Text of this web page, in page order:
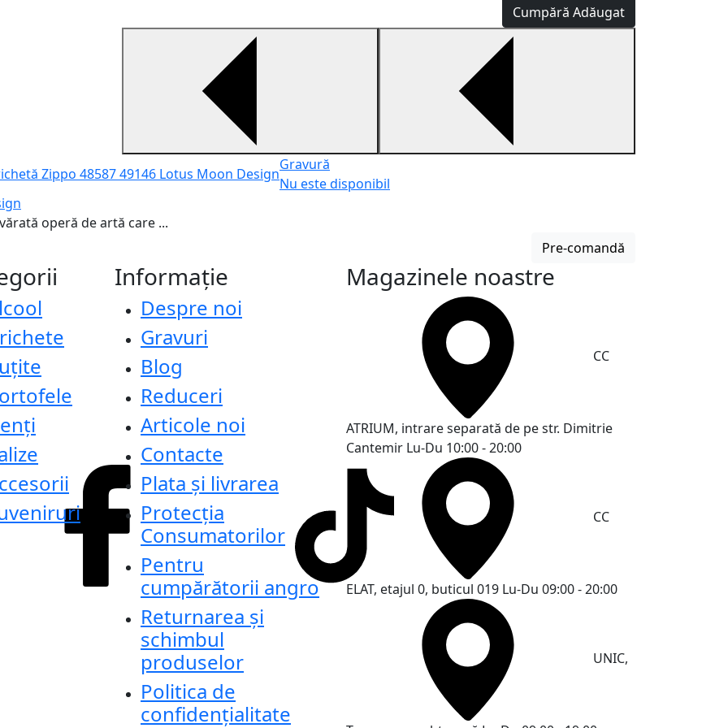
Cumpără Adăugat
Gravură
Nu este disponibil
operă de artă care ...
Pre-comandă
Informație
Despre noi
Gravuri
Blog
Reduceri
Articole noi
Contacte
Plata și livrarea
Protecţia
Consumatorilor
Pentru
cumpărătorii angro
Returnarea și
schimbul
produselor
Politica de
confidențialitate
Magazinele noastre
CC
ATRIUM, intrare separată de pe str. Dimitrie
Cantemir Lu-Du 10:00 - 20:00
CC
ELAT, etajul 0, buticul 019 Lu-Du 09:00 - 20:00
UNIC,